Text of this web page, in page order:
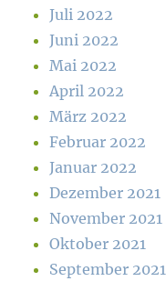
Juli 2022
Juni 2022
Mai 2022
April 2022
März 2022
Februar 2022
Januar 2022
Dezember 2021
November 2021
Oktober 2021
September 2021